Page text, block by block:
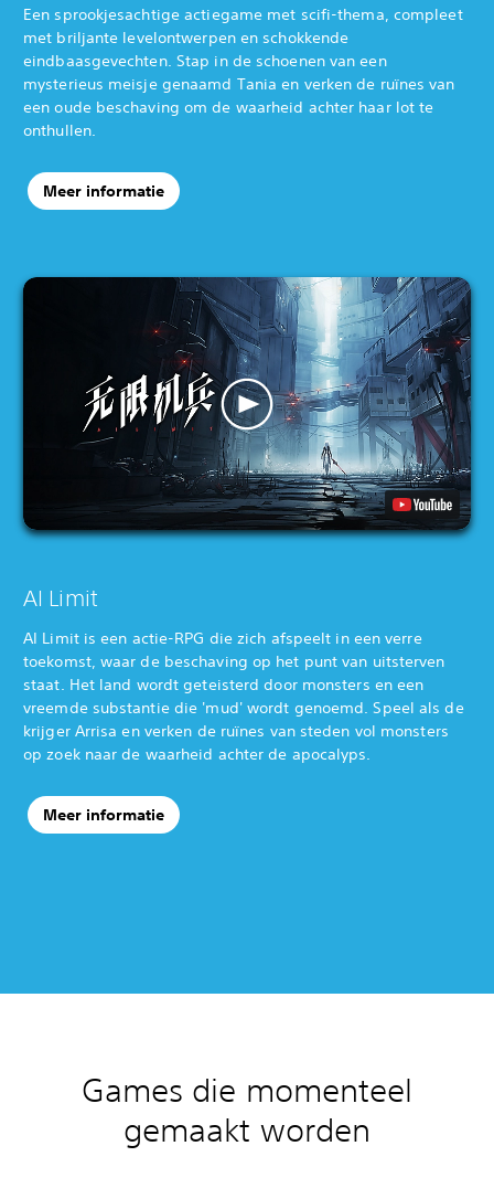
Een sprookjesachtige actiegame met scifi-thema, compleet
met briljante levelontwerpen en schokkende
eindbaasgevechten. Stap in de schoenen van een
mysterieus meisje genaamd Tania en verken de ruïnes van
een oude beschaving om de waarheid achter haar lot te
onthullen.‎ ‎ ‎ ‎ ‎
Meer informatie
AI Limit
AI Limit is een actie-RPG die zich afspeelt in een verre
toekomst, waar de beschaving op het punt van uitsterven
staat. Het land wordt geteisterd door monsters en een
vreemde substantie die 'mud' wordt genoemd. Speel als de
krijger Arrisa en verken de ruïnes van steden vol monsters
op zoek naar de waarheid achter de apocalyps.
Meer informatie
Games die momenteel
gemaakt worden